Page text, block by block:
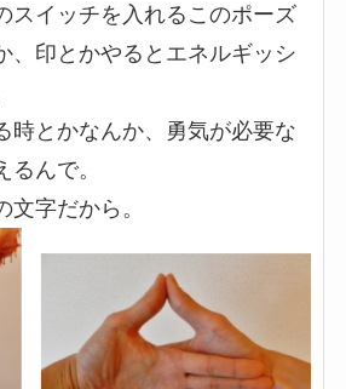
スイッチを入れるこのポーズ
、印とかやるとエネルギッシ
時とかなんか、勇気が必要な
んで。
字だから。